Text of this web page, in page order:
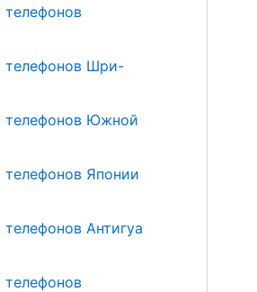
телефонов
телефонов Шри-
телефонов Южной
телефонов Японии
Антигуа
телефонов